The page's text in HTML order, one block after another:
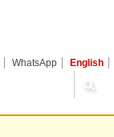
WhatsApp English